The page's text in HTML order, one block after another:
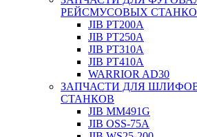
РЕЙСМУСОВЫХ
JIB PT200A
JIB PT250A
JIB PT310A
JIB PT410A
WARRIOR AD30
ЗАПЧАСТИ ДЛЯ
СТАНКОВ
JIB MM491G
JIB OSS-75A